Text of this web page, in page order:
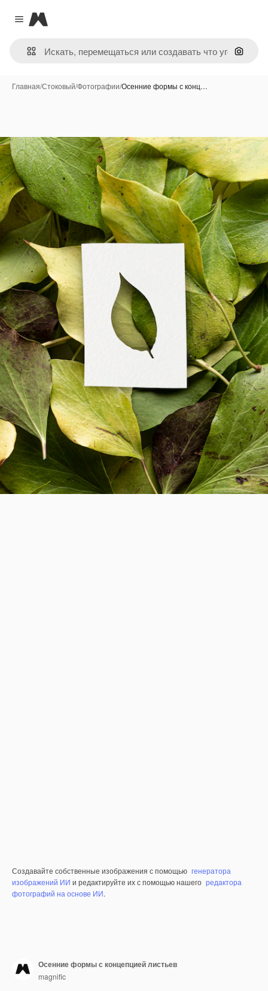
Close menu
Magnific
Поиск
Главная/Стоковый/Фотографии/Осенние формы с конц…
Создавайте собственные изображения с помощью генератора
изображений ИИ и редактируйте их с помощью нашего редактора
фотографий на основе ИИ.
Осенние формы с концепцией листьев
magnific